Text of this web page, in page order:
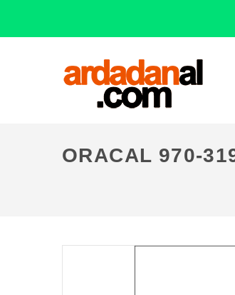
ORACAL 970-